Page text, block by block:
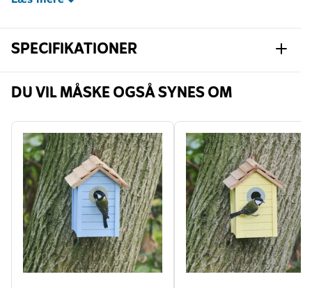
SPECIFIKATIONER
Varenummer 907680119
Bredde 126 mm
Højde 208 mm
Længde 204 mm
Vægt 1.131 kg
Egnet
dyreliv
Fugl
Læs mere
DU VIL MÅSKE OGSÅ SYNES OM